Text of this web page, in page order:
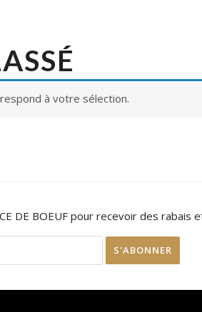
à votre sélection.
DE BOEUF pour recevoir des rabais